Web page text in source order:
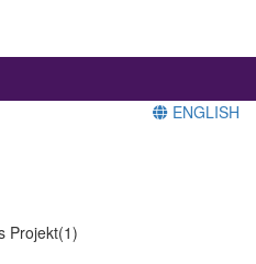
ENGLISH